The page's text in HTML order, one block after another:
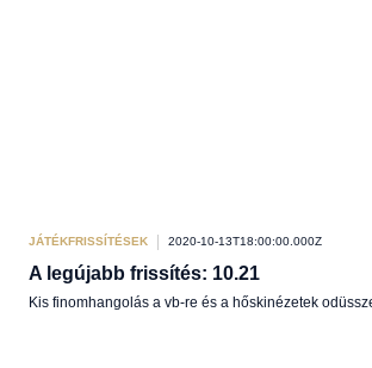
JÁTÉKFRISSÍTÉSEK 2020-10-13T18:00:00.000Z
A legújabb frissítés: 10.21
Kis finomhangolás a vb-re és a hőskinézetek